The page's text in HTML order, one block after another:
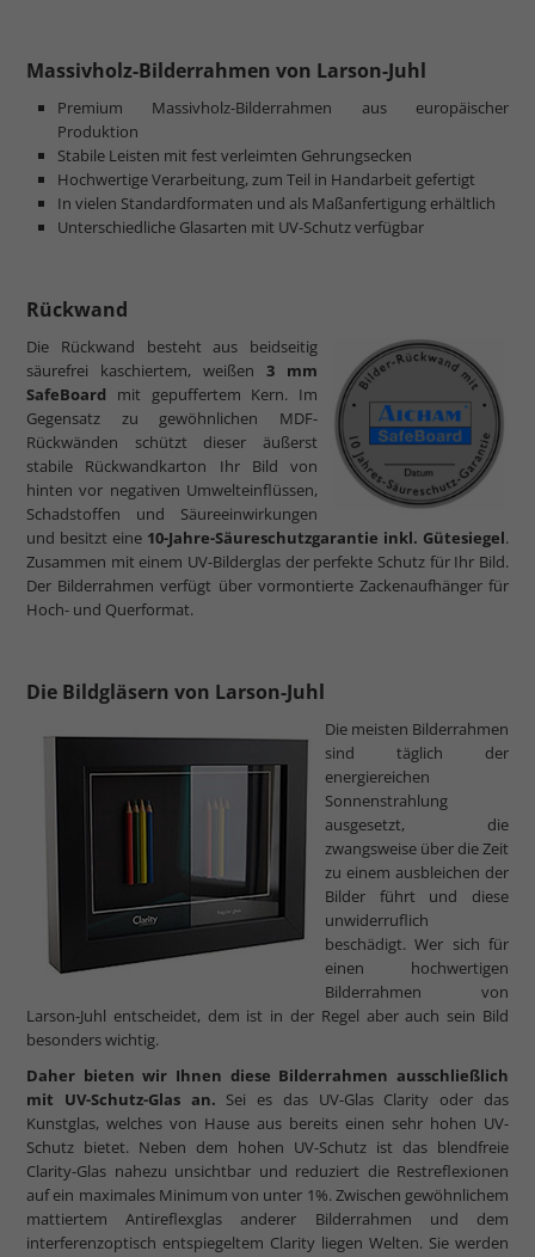
Massivholz-Bilderrahmen von Larson-Juhl
Premium Massivholz-Bilderrahmen aus europäischer
Produktion
Stabile Leisten mit fest verleimten Gehrungsecken
Hochwertige Verarbeitung, zum Teil in Handarbeit gefertigt
In vielen Standardformaten und als Maßanfertigung erhältlich
Unterschiedliche Glasarten mit UV-Schutz verfügbar
Rückwand
Die Rückwand besteht aus beidseitig
säurefrei kaschiertem, weißen 3 mm
SafeBoard mit gepuffertem Kern. Im
Gegensatz zu gewöhnlichen MDF-
Rückwänden schützt dieser äußerst
stabile Rückwandkarton Ihr Bild von
hinten vor negativen Umwelteinflüssen,
Schadstoffen und Säureeinwirkungen
und besitzt eine 10-Jahre-Säureschutzgarantie inkl. Gütesiegel.
Zusammen mit einem UV-Bilderglas der perfekte Schutz für Ihr Bild.
Der Bilderrahmen verfügt über vormontierte Zackenaufhänger für
Hoch- und Querformat.
Die Bildgläsern von Larson-Juhl
Die meisten Bilderrahmen
sind täglich der
energiereichen
Sonnenstrahlung
ausgesetzt, die
zwangsweise über die Zeit
zu einem ausbleichen der
Bilder führt und diese
unwiderruflich
beschädigt. Wer sich für
einen hochwertigen
Bilderrahmen von
Larson-Juhl entscheidet, dem ist in der Regel aber auch sein Bild
besonders wichtig.
Daher bieten wir Ihnen diese Bilderrahmen ausschließlich
mit UV-Schutz-Glas an. Sei es das UV-Glas Clarity oder das
Kunstglas, welches von Hause aus bereits einen sehr hohen UV-
Schutz bietet. Neben dem hohen UV-Schutz ist das blendfreie
Clarity-Glas nahezu unsichtbar und reduziert die Restreflexionen
auf ein maximales Minimum von unter 1%. Zwischen gewöhnlichem
mattiertem Antireflexglas anderer Bilderrahmen und dem
interferenzoptisch entspiegeltem Clarity liegen Welten. Sie werden